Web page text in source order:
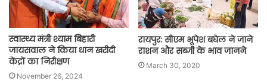
स्वास्थ्य मंत्री श्याम बिहारी
जायसवाल ने किया धान खरीदी
केंद्रों का निरीक्षण
November 26, 2024
रायपुर: सीएम भूपेश बघेल ने जाने
राशन और सब्जी के भाव जानने
March 30, 2020